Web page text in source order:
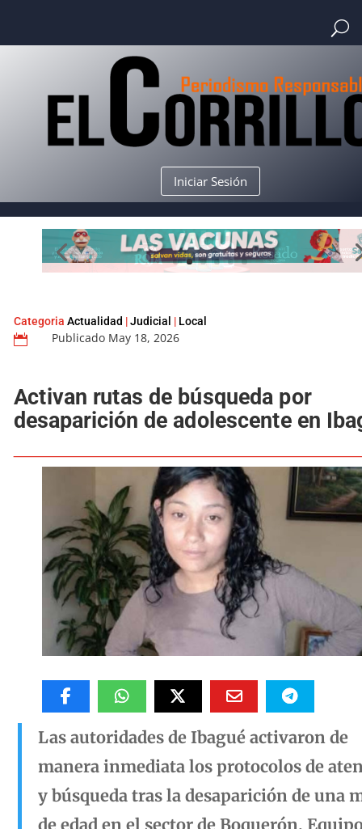
Iniciar Sesión
 Publicado May 18, 2026
Activan rutas de búsqueda por
desaparición de adolescente en
Las autoridades de Ibagué activaron de
manera inmediata los protocolos de
y búsqueda tras la desaparición de una
de edad en el sector de Boquerón.